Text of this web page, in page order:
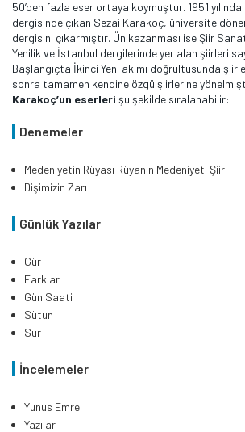
50’den fazla eser ortaya koymuştur. 1951
dergisinde çıkan Sezai Karakoç, üniversite
dergisini çıkarmıştır. Ün kazanması ise Şiir
Yenilik ve İstanbul dergilerinde yer alan şiirleri
Başlangıçta İkinci Yeni akımı doğrultusunda
sonra tamamen kendine özgü şiirlerine
Karakoç’un eserleri şu şekilde sıralanabilir:
Denemeler
Medeniyetin Rüyası Rüyanın Medeniyeti Şiir
Dişimizin Zarı
Günlük Yazılar
Gür
Farklar
Gün Saati
Sütun
Sur
İncelemeler
Yunus Emre
Yazılar